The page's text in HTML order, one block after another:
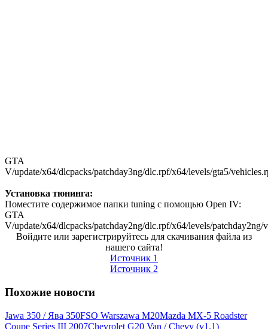
GTA
V/update/x64/dlcpacks/patchday3ng/dlc.rpf/x64/levels/gta5/
Установка тюнинга:
Поместите содержимое папки tuning c помощью Open IV:
GTA
V/update/x64/dlcpacks/patchday2ng/dlc.rpf/x64/levels/patchday2ng/
Войдите или зарегистрируйтесь для скачивания файла из
нашего сайта!
Источник 1
Источник 2
Похожие новости
Jawa 350 / Ява 350FSO Warszawa M20Mazda MX-5 Roadster
Coupe Series III 2007Chevrolet G20 Van / Chevy (v1.1)